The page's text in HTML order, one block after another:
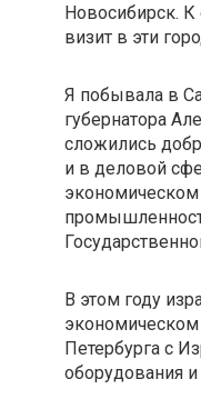
Новосибирск.
визит в эти
Я побывала в
губернатора
сложились
и в деловой
В этом году
Петербурга с
оборудования